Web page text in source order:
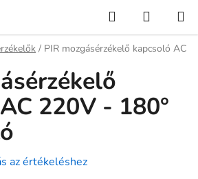
KeresésKOSÁR
/ PIR mozgásérzékelő kapcsoló AC
220V - 180°
az értékeléshez